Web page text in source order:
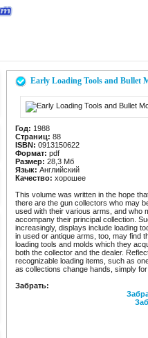
Early Loading Tools and Bullet
Год: 1988
Страниц: 88
ISBN: 0913150622
Формат: pdf
Размер: 28,3 Мб
Язык: Английский
Качество: хорошее
This volume was written in the hope
there are the gun collectors who may
used with their various arms, and who
accompany their principal collection.
increasingly, displays include loading
in used or antique arms, too, may find
loading tools and molds which they
both the collector and the dealer.
recognizable loading items, such as
as collections change hands, simply
Забрать: